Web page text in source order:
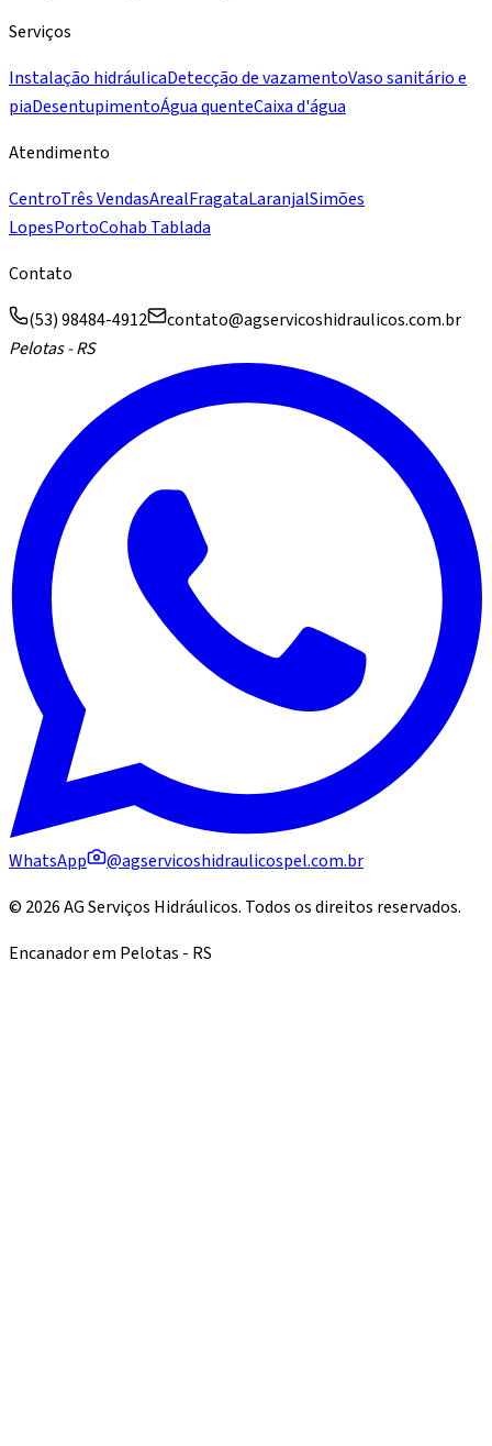
Serviços
Instalação hidráulicaDetecção de vazamentoVaso sanitário e
piaDesentupimentoÁgua quenteCaixa d'água
Atendimento
CentroTrês VendasArealFragataLaranjalSimões
LopesPortoCohab Tablada
Contato
(53) 98484-4912
contato@agservicoshidraulicos.com.br
Pelotas - RS
WhatsApp
@agservicoshidraulicospel.com.br
© 2026AG Serviços Hidráulicos. Todos os direitos reservados.
Encanador em Pelotas - RS